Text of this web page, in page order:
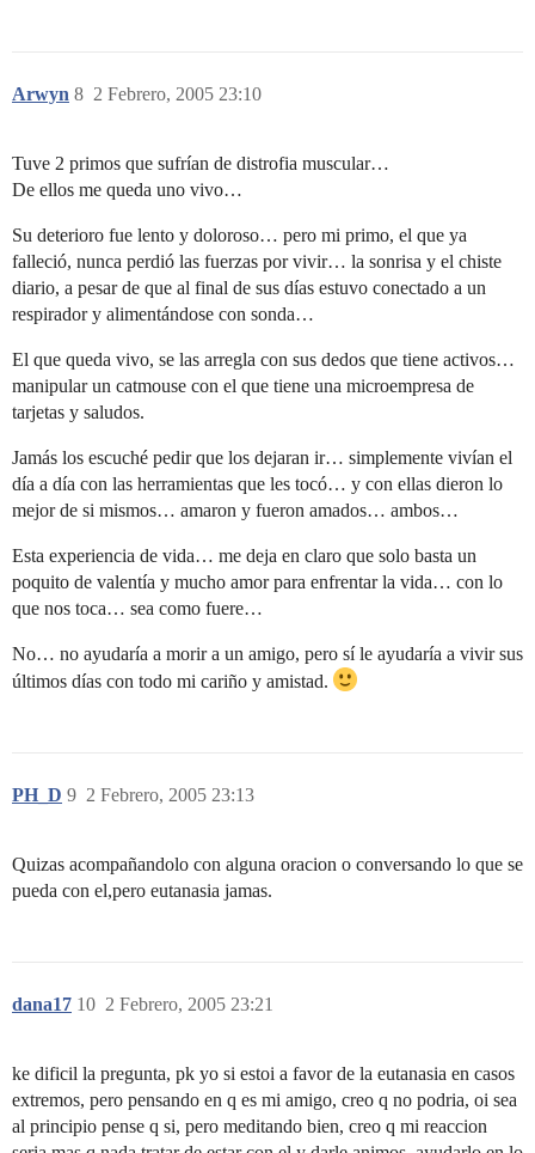
Arwyn 2 Febrero, 2005 23:10
8
Tuve 2 primos que sufrían de distrofia muscular…
De ellos me queda uno vivo…
Su deterioro fue lento y doloroso… pero mi primo, el que ya
falleció, nunca perdió las fuerzas por vivir… la sonrisa y el chiste
diario, a pesar de que al final de sus días estuvo conectado a un
respirador y alimentándose con sonda…
El que queda vivo, se las arregla con sus dedos que tiene activos…
manipular un catmouse con el que tiene una microempresa de
tarjetas y saludos.
Jamás los escuché pedir que los dejaran ir… simplemente vivían el
día a día con las herramientas que les tocó… y con ellas dieron lo
mejor de si mismos… amaron y fueron amados… ambos…
Esta experiencia de vida… me deja en claro que solo basta un
poquito de valentía y mucho amor para enfrentar la vida… con lo
que nos toca… sea como fuere…
No… no ayudaría a morir a un amigo, pero sí le ayudaría a vivir sus
últimos días con todo mi cariño y amistad.
PH_D 2 Febrero, 2005 23:13
9
Quizas acompañandolo con alguna oracion o conversando lo que se
pueda con el,pero eutanasia jamas.
dana17 2 Febrero, 2005 23:21
10
ke dificil la pregunta, pk yo si estoi a favor de la eutanasia en casos
extremos, pero pensando en q es mi amigo, creo q no podria, oi sea
al principio pense q si, pero meditando bien, creo q mi reaccion